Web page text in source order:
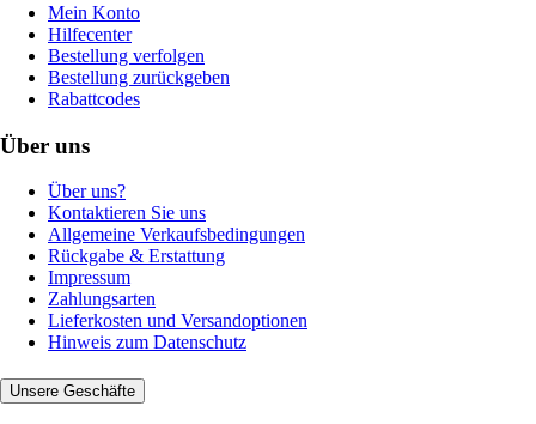
Mein Konto
Hilfecenter
Bestellung verfolgen
Bestellung zurückgeben
Rabattcodes
Über uns
Über uns?
Kontaktieren Sie uns
Allgemeine Verkaufsbedingungen
Rückgabe & Erstattung
Impressum
Zahlungsarten
Lieferkosten und Versandoptionen
Hinweis zum Datenschutz
Unsere Geschäfte